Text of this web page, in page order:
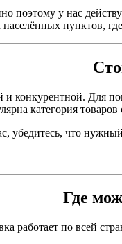
поэтому у нас
пунктов,
и конкурентной. Для
категория товаров
убедитесь, что
Где
работает по всей